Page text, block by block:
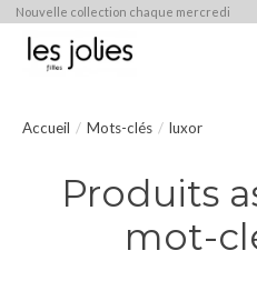
Nouvelle collection chaque mercredi
Accueil / Mots-clés / luxor
Produits
mot-